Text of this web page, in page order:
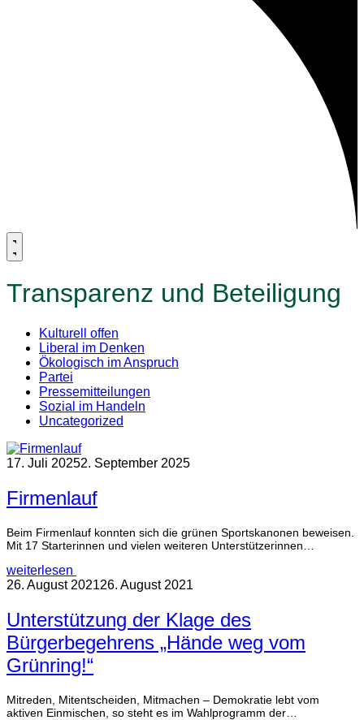
Transparenz und Beteiligung
Kulturell offen
Liberal im Denken
Ökologisch im Anspruch
Partei
Pressemitteilungen
Sozial im Handeln
Uncategorized
17. Juli 20252. September 2025
Firmenlauf
Beim Firmenlauf konnten sich die grünen Sportskanonen beweisen.
Mit 17 Starterinnen und vielen weiteren Unterstützerinnen…
weiterlesen
26. August 202126. August 2021
Unterstützung der Klage des
Bürgerbegehrens „Hände weg vom
Grünring!“
Mitreden, Mitentscheiden, Mitmachen – Demokratie lebt vom
aktiven Einmischen, so steht es im Wahlprogramm der…